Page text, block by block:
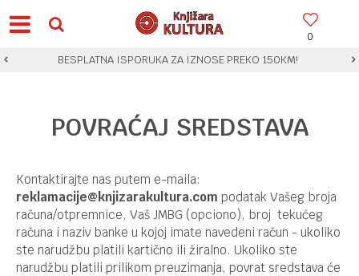
0
BESPLATNA ISPORUKA ZA IZNOSE PREKO 150KM!
POVRAĆAJ SREDSTAVA
Kontaktirajte nas putem e-maila:
reklamacije@knjizarakultura.com podatak Vašeg broja
računa/otpremnice, Vaš JMBG (opciono), broj tekućeg
računa i naziv banke u kojoj imate navedeni račun - ukoliko
ste narudžbu platili kartično ili žiralno. Ukoliko ste
narudžbu platili prilikom preuzimanja, povrat sredstava će